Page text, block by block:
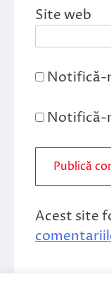
Site web
Notifică-
Notifică-
Acest site